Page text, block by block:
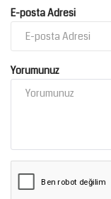
E-posta Adresi
Yorumunuz